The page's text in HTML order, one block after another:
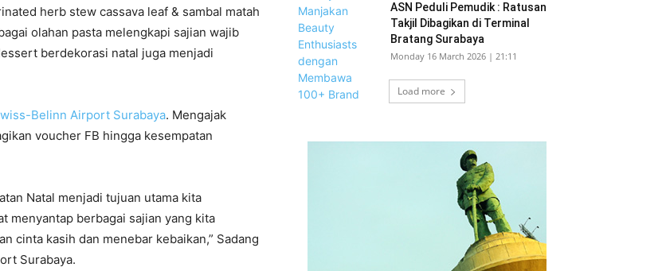
herb stew cassava leaf & sambal matah
olahan pasta melengkapi sajian wajib
berdekorasi natal juga menjadi
Belinn Airport Surabaya. Mengajak
voucher FB hingga kesempatan
Natal menjadi tujuan utama kita
menyantap berbagai sajian yang kita
cinta kasih dan menebar kebaikan,” Sadang
Surabaya.
ASN Peduli Pemudik : Ratusan
Takjil Dibagikan di Terminal
Bratang Surabaya
Monday 16 March 2026 | 21:11
Load more